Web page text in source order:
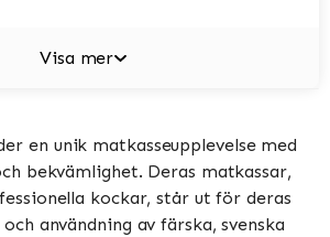
Visa mer
en unik matkasseupplevelse med
bekvämlighet. Deras matkassar,
kockar, står ut för deras
användning av färska, svenska